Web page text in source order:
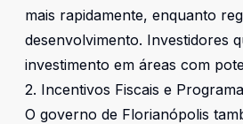
mais rapidamente, enquanto
desenvolvimento. Investidores
investimento em áreas com
2. Incentivos Fiscais e
O governo de Florianópolis